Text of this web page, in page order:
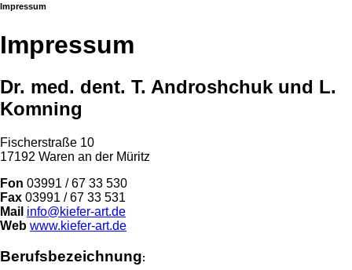
Impressum
Impressum
Dr. med. dent. T. Androshchuk und L.
Komning
Fischerstraße 10
17192 Waren an der Müritz
Fon 03991 / 67 33 530
Fax 03991 / 67 33 531
Mail info@kiefer-art.de
Web www.kiefer-art.de
Berufsbezeichnung: